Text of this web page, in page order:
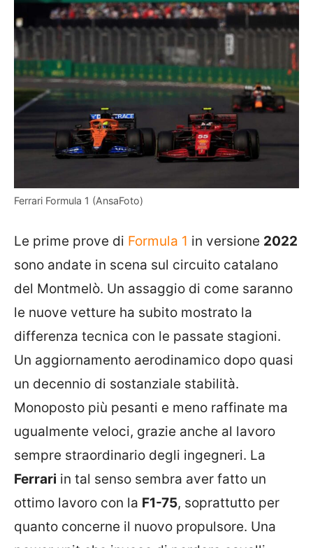
Ferrari Formula 1 (AnsaFoto)
Le prime prove di Formula 1 in versione 2022
sono andate in scena sul circuito catalano
del Montmelò. Un assaggio di come saranno
le nuove vetture ha subito mostrato la
differenza tecnica con le passate stagioni.
Un aggiornamento aerodinamico dopo quasi
un decennio di sostanziale stabilità.
Monoposto più pesanti e meno raffinate ma
ugualmente veloci, grazie anche al lavoro
sempre straordinario degli ingegneri. La
Ferrari in tal senso sembra aver fatto un
ottimo lavoro con la F1-75, soprattutto per
quanto concerne il nuovo propulsore. Una